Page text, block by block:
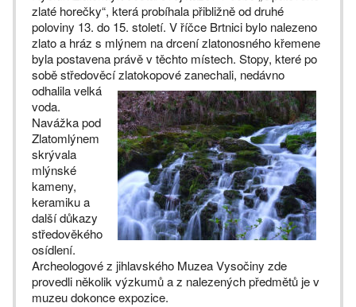
zlaté horečky“, která probíhala přibližně od druhé
poloviny 13. do 15. století. V říčce Brtnici bylo nalezeno
zlato a hráz s mlýnem na drcení zlatonosného křemene
byla postavena právě v těchto místech. Stopy, které po
sobě středověcízlatokopové zanechali, nedávno
odhalila velká
voda.
Navážka pod
Zlatomlýnem
skrývala
mlýnské
kameny,
keramiku a
další důkazy
středověkého
osídlení.
Archeologové z jihlavského Muzea Vysočiny zde
provedli několik výzkumů a z nalezených předmětů je v
muzeu dokonce expozice.